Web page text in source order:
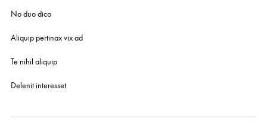
No duo dico
Aliquip pertinax vix ad
Te nihil aliquip
Delenit interesset